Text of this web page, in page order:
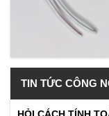
TIN TỨC CÔNG
HỎI CÁCH TÍNH